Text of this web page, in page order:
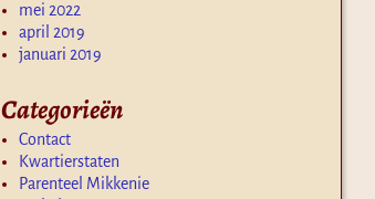
mei 2022
april 2019
januari 2019
Categorieën
Contact
Kwartierstaten
Parenteel Mikkenie